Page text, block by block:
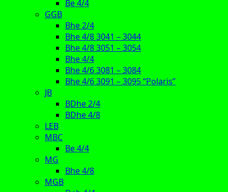
Be 4/4
GGB
Bhe 2/4
Bhe 4/8 3041 – 3044
Bhe 4/8 3051 – 3054
Bhe 4/4
Bhe 4/6 3081 – 3084
Bhe 4/6 3091 – 3095 “Polaris”
JB
BDhe 2/4
BDhe 4/8
LEB
MBC
Be 4/4
MG
Bhe 4/8
MGB